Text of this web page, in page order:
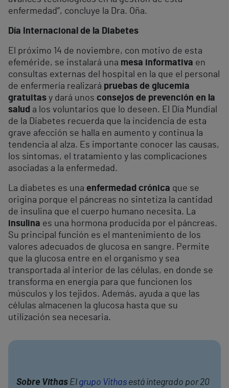
enfermedad”, concluye la Dra. Oña.
Día Internacional de la Diabetes
El próximo 14 de noviembre, con motivo de esta
efeméride, se instalará una mesa informativa en
consultas externas del hospital en la que el personal
de enfermería realizará pruebas de glucemia
gratuitas y dará unos consejos de prevención en la
salud a los voluntarios que lo deseen. El Día Mundial
de la Diabetes recuerda que la incidencia de esta
grave afección se halla en aumento y continua la
tendencia al alza. Es importante conocer las causas,
los síntomas, el tratamiento y las complicaciones
asociadas a la enfermedad.
La diabetes es una enfermedad crónica que se
origina porque el páncreas no sintetiza la cantidad
de insulina que el cuerpo humano necesita. La
insulina es una hormona producida por el páncreas.
Su principal función es el mantenimiento de los
valores adecuados de glucosa en sangre. Permite
que la glucosa entre en el organismo y sea
transportada al interior de las células, en donde se
transforma en energía para que funcionen los
músculos y los tejidos. Además, ayuda a que las
células almacenen la glucosa hasta que su
utilización sea necesaria.
Sobre Vithas El grupo Vithas está integrado por 20